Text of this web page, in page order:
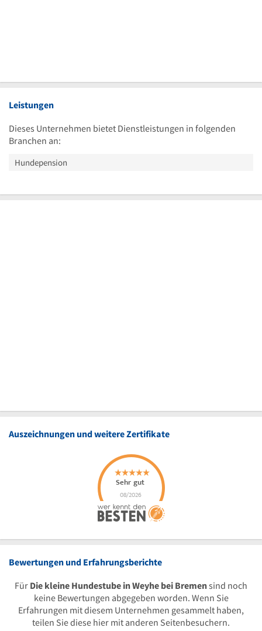
Leistungen
Dieses Unternehmen bietet Dienstleistungen in folgenden
Branchen an:
Hundepension
Auszeichnungen und weitere Zertifikate
Bewertungen und Erfahrungsberichte
Für Die kleine Hundestube in Weyhe bei Bremensind noch
keine Bewertungen abgegeben worden. Wenn Sie
Erfahrungen mit diesem Unternehmen gesammelt haben,
teilen Sie diese hier mit anderen Seitenbesuchern.